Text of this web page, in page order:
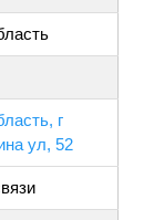
г
ул, 52